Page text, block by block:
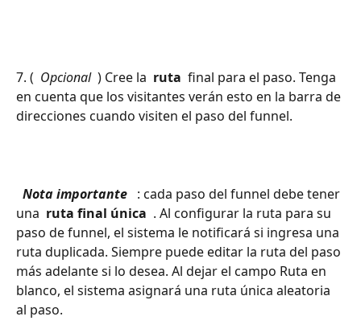
7. ( Opcional ) Cree la ruta final para el paso. Tenga
en cuenta que los visitantes verán esto en la barra de
direcciones cuando visiten el paso del funnel.
Nota importante : cada paso del funnel debe tener
una ruta final única . Al configurar la ruta para su
paso de funnel, el sistema le notificará si ingresa una
ruta duplicada. Siempre puede editar la ruta del paso
más adelante si lo desea. Al dejar el campo Ruta en
blanco, el sistema asignará una ruta única aleatoria
al paso.